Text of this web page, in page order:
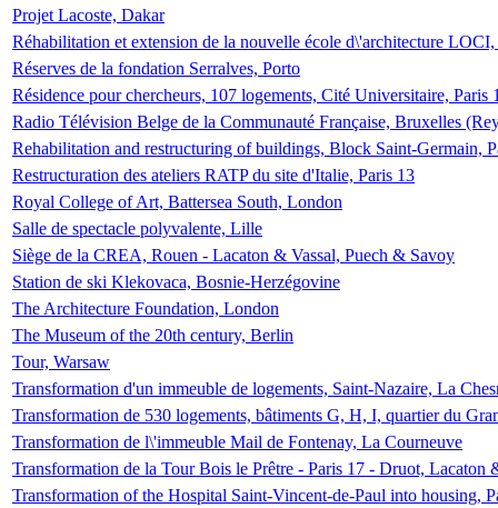
Projet Lacoste, Dakar
Réhabilitation et extension de la nouvelle école d\'architecture
Réserves de la fondation Serralves, Porto
Résidence pour chercheurs, 107 logements, Cité Universitaire, Paris
Radio Télévision Belge de la Communauté Française, Bruxelles
Rehabilitation and restructuring of buildings, Block Saint-Germain,
Restructuration des ateliers RATP du site d'Italie, Paris 13
Royal College of Art, Battersea South, London
Salle de spectacle polyvalente, Lille
Siège de la CREA, Rouen - Lacaton & Vassal, Puech & Savoy
Station de ski Klekovaca, Bosnie-Herzégovine
The Architecture Foundation, London
The Museum of the 20th century, Berlin
Tour, Warsaw
Transformation d'un immeuble de logements, Saint-Nazaire, La
Transformation de 530 logements, bâtiments G, H, I, quartier du
Transformation de l\'immeuble Mail de Fontenay, La Courneuve
Transformation de la Tour Bois le Prêtre - Paris 17 - Druot, Lacaton
Transformation of the Hospital Saint-Vincent-de-Paul into housing,